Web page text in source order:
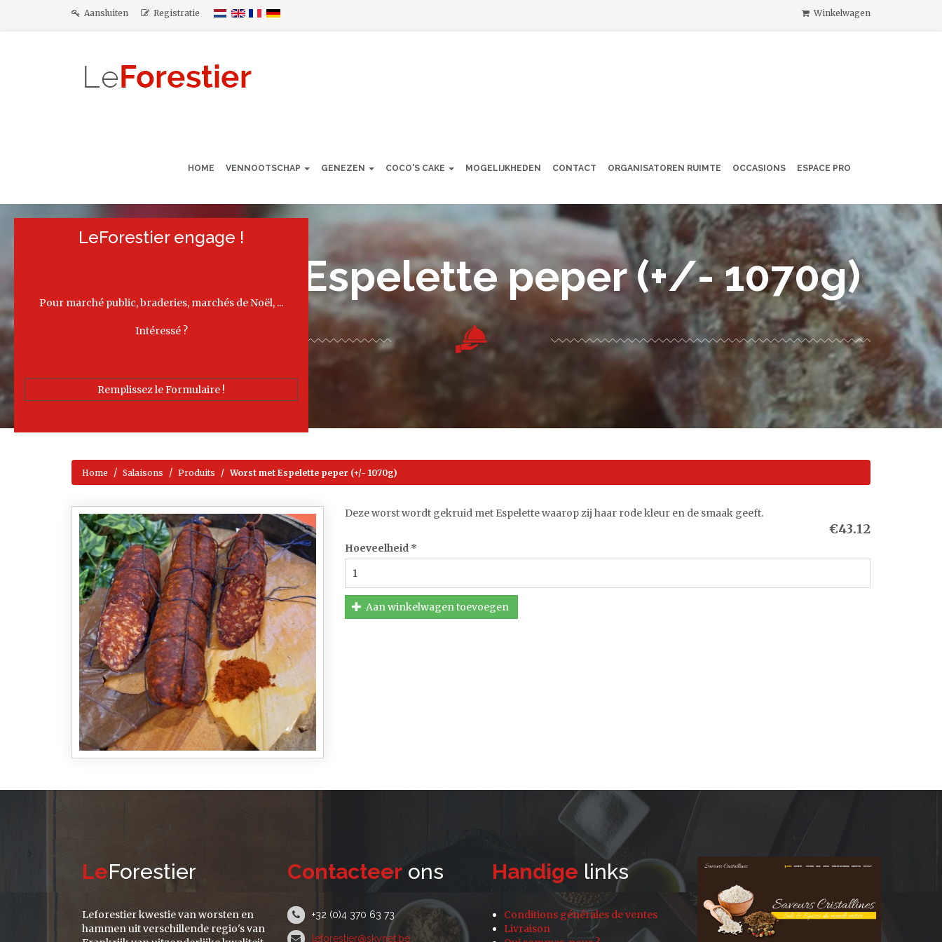
Aansluiten Registratie Winkelwagen
HOME VENNOOTSCHAP GENEZEN COCO'S CAKE MOGELIJKHEDEN CONTACT ORGANISATOREN RUIMTE OCCASIONS ESPACE PRO
LeForestier engage !
Pour marché public, braderies, marchés de Noël, ...
Intéressé ?
Remplissez le Formulaire !
Worst met Espelette peper (+/- 1070g)
Home Salaisons Produits Worst met Espelette peper (+/- 1070g)
Deze worst wordt gekruid met Espelette waarop zij haar rode kleur en de smaak geeft.
€43.12
Hoeveelheid *
Aan winkelwagen toevoegen
LeForestier
Leforestier kwestie van worsten en
hammen uit verschillende regio's van
Contacteerons
+32 (0)4 370 63 73
leforestier@skynet.be
Handige links
Conditions générales de ventes
Livraison